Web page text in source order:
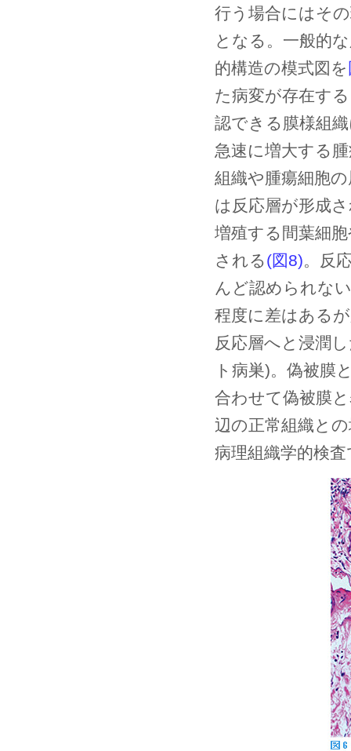
行う場合にはそ
となる。一般的
的構造の模式図を
た病変が存在す
認できる膜様組
急速に増大する
組織や腫瘍細胞
は反応層が形成
増殖する間葉細
される(図8)。反
んど認められな
程度に差はある
反応層へと浸潤
ト病巣)。偽被膜
合わせて偽被膜
辺の正常組織と
病理組織学的検